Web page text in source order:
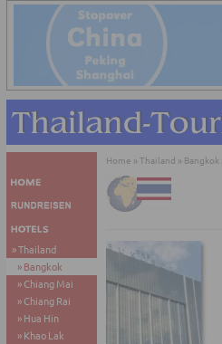
Thailand
Bangkok
Chiang Mai
Chiang Rai
Hua Hin
Khao Lak
Home » Thailand » Bangkok